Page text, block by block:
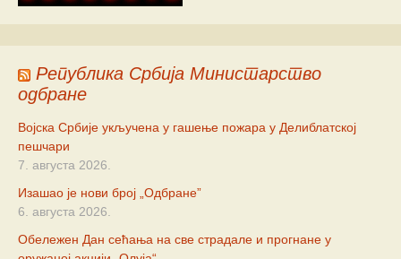
Република Србија Министарство
одбране
Војска Србије укључена у гашење пожара у Делиблатској
пешчари
7. августа 2026.
Изашао је нови број „Одбране”
6. августа 2026.
Обележен Дан сећања на све страдале и прогнане у